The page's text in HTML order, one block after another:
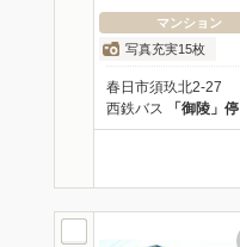
マンション
写真充実15枚
春日市須玖北2-27
西鉄バス 「御陵」停